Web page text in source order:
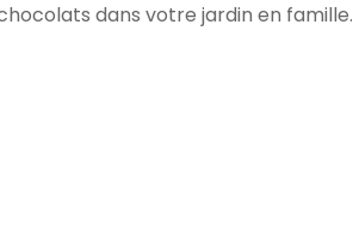
dans votre jardin en famille.